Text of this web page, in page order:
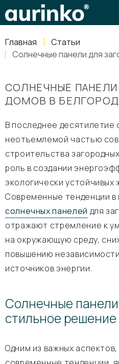
Главная
Статьи
Солнечные панели для
СОЛНЕЧНЫЕ
ДОМОВ В
В последнее десятилетие
неотъемлемой частью
строительства
роль в создании
экологически устойчивых
Современные тенденции в
солнечных панелей для
отражают стремление к
на окружающую среду,
повышению
источников энергии.
Солнечные
стильное решение
Одним из важных
Россия, Свердловская область
8-800-770-79-40